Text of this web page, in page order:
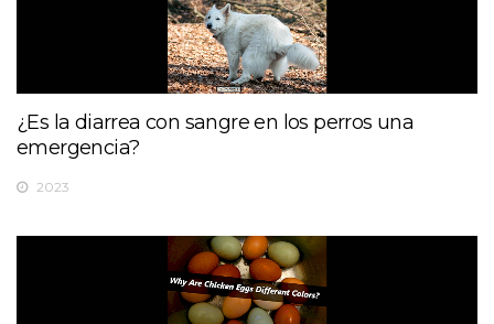
¿Es la diarrea con sangre en los perros una
emergencia?
2023